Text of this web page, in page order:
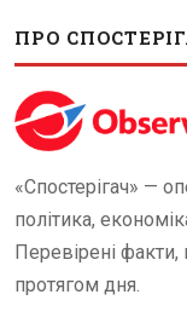
ПРО
«Спостерігач» —
політика,
Перевірені
протягом дня.